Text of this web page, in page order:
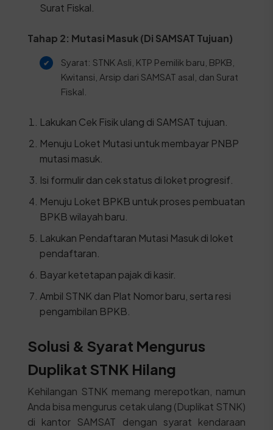
Surat Fiskal.
Tahap 2: Mutasi Masuk (Di SAMSAT Tujuan)
Syarat: STNK Asli, KTP Pemilik baru, BPKB,
Kwitansi, Arsip dari SAMSAT asal, dan Surat
Fiskal.
Lakukan Cek Fisik ulang di SAMSAT tujuan.
Menuju Loket Mutasi untuk membayar PNBP
mutasi masuk.
Isi formulir dan cek status di loket progresif.
Menuju Loket BPKB untuk proses pembuatan
BPKB wilayah baru.
Lakukan Pendaftaran Mutasi Masuk di loket
pendaftaran.
Bayar ketetapan pajak di kasir.
Ambil STNK dan Plat Nomor baru, serta resi
pengambilan BPKB.
Solusi & Syarat Mengurus
Duplikat STNK Hilang
Kehilangan STNK memang merepotkan, namun
Anda bisa mengurus cetak ulang (Duplikat STNK)
di kantor SAMSAT dengan syarat kendaraan